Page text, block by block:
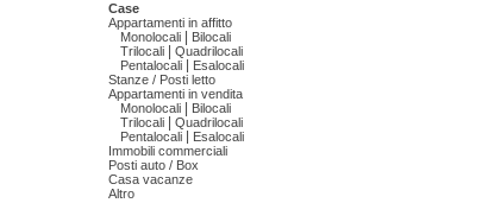
Case
Appartamenti in affitto
Monolocali
Bilocali
Trilocali
Quadrilocali
Pentalocali
Esalocali
Stanze / Posti letto
Appartamenti in vendita
Monolocali
Bilocali
Trilocali
Quadrilocali
Pentalocali
Esalocali
Immobili commerciali
Posti auto / Box
Casa vacanze
Altro